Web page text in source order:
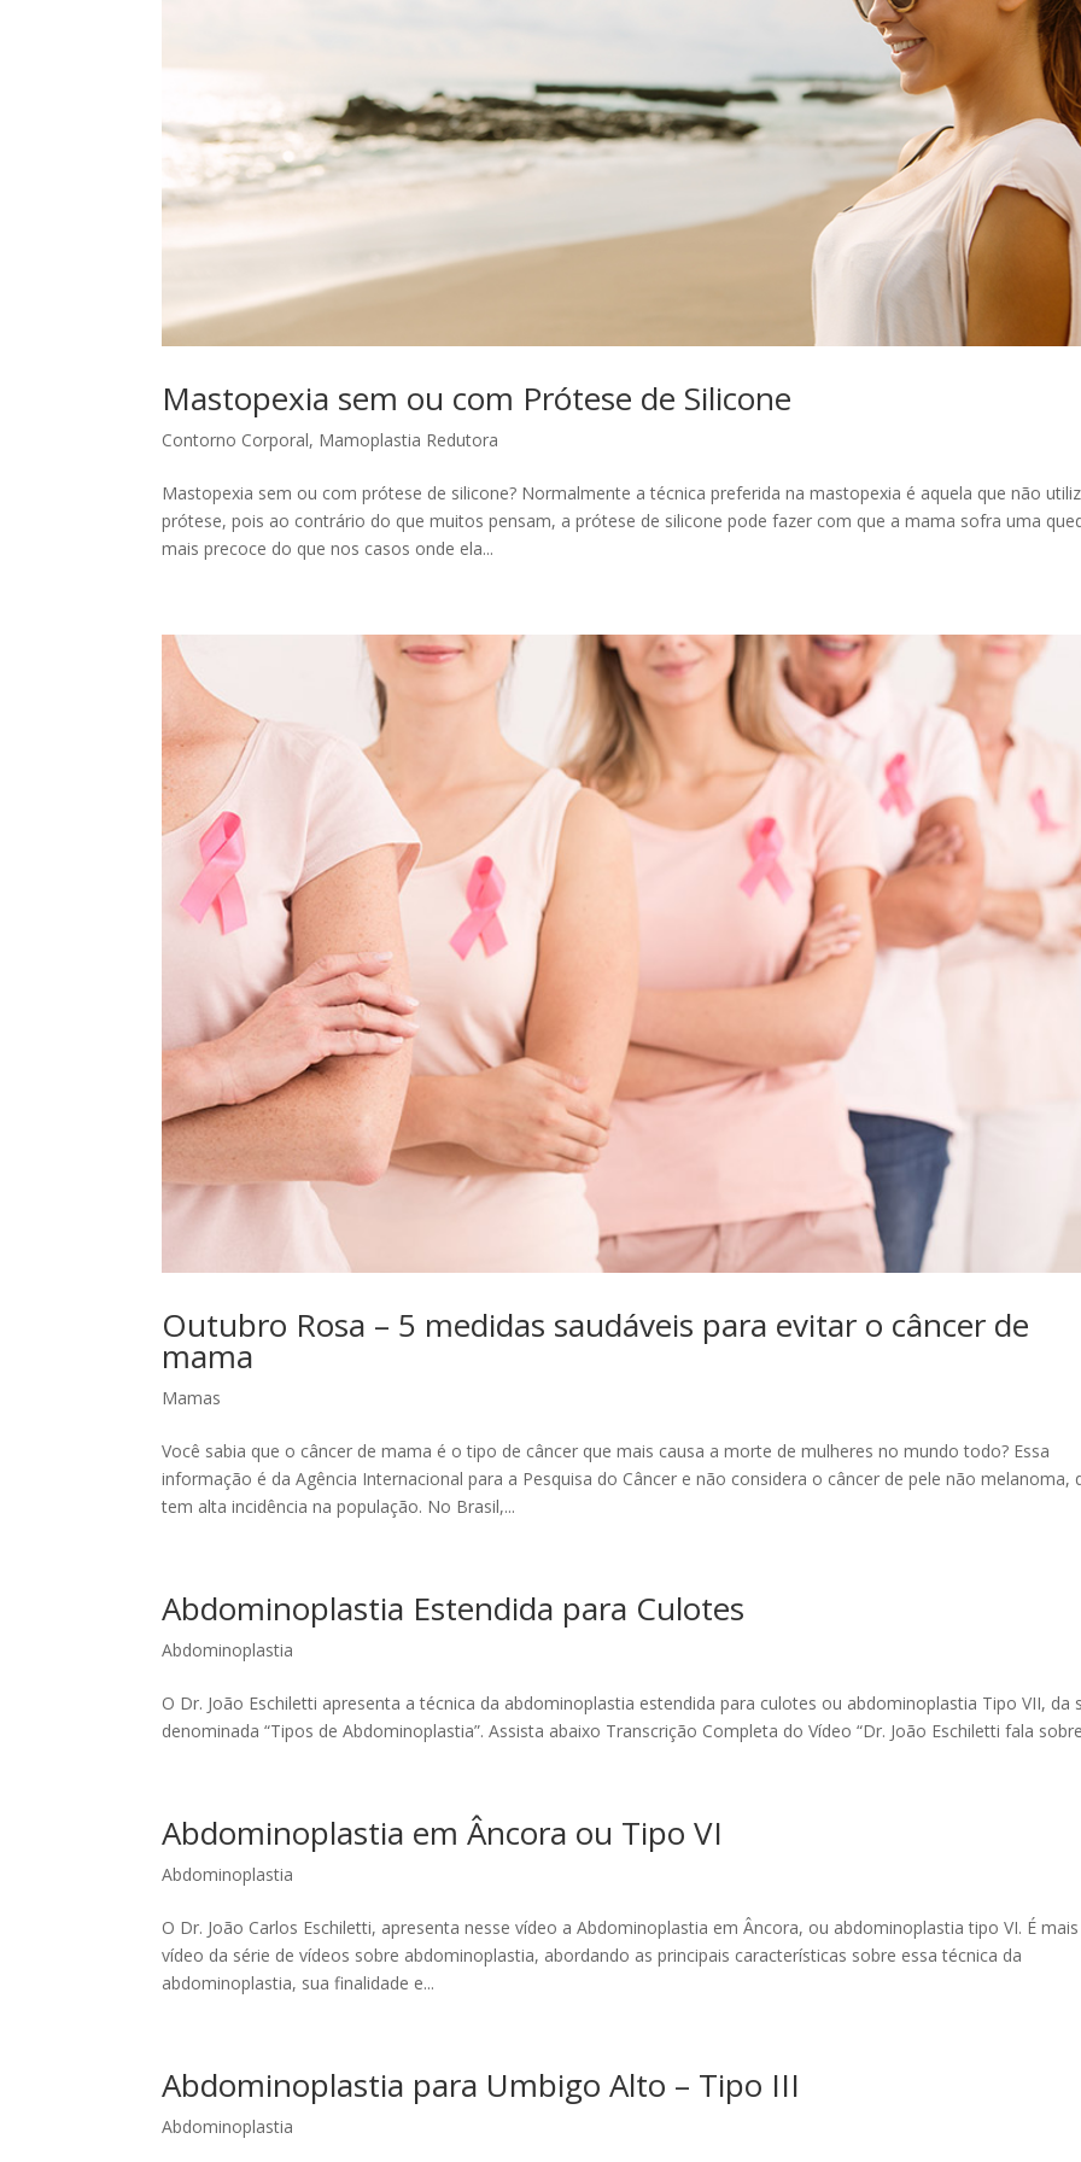
Mastopexia sem ou com Prótese de Silicone
Contorno Corporal, Mamoplastia Redutora
Mastopexia sem ou com prótese de silicone? Normalmente a técnica preferida na mastopexia é aquela que não
prótese, pois ao contrário do que muitos pensam, a prótese de silicone pode fazer com que a mama sofra uma
mais precoce do que nos casos onde ela...
Outubro Rosa – 5 medidas saudáveis para evitar o câncer de
mama
Mamas
Você sabia que o câncer de mama é o tipo de câncer que mais causa a morte de mulheres no mundo todo? Essa
informação é da Agência Internacional para a Pesquisa do Câncer e não considera o câncer de pele não melanoma,
tem alta incidência na população. No Brasil,...
Abdominoplastia Estendida para Culotes
Abdominoplastia
O Dr. João Eschiletti apresenta a técnica da abdominoplastia estendida para culotes ou abdominoplastia Tipo VII, da
denominada “Tipos de Abdominoplastia”. Assista abaixo Transcrição Completa do Vídeo “Dr. João Eschiletti fala
Abdominoplastia em Âncora ou Tipo VI
Abdominoplastia
O Dr. João Carlos Eschiletti, apresenta nesse vídeo a Abdominoplastia em Âncora, ou abdominoplastia tipo VI. É
vídeo da série de vídeos sobre abdominoplastia, abordando as principais características sobre essa técnica da
abdominoplastia, sua finalidade e...
Abdominoplastia para Umbigo Alto – Tipo III
Abdominoplastia